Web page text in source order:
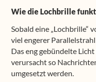
Wie die Lochbrille
Sobald eine „Lochbrille“
viel engerer
Das eng gebündelte
verursacht so
umgesetzt werden.